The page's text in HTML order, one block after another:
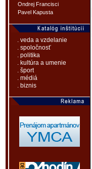
Ondrej Francisci
Pavel Kapusta
. veda a vzdelanie
. spoločnosť
. politika
. kultúra a umenie
. šport
. médiá
. biznis